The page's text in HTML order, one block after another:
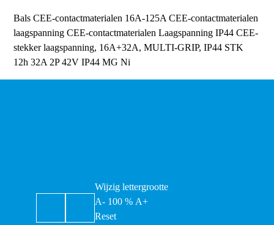
Bals CEE-contactmaterialen 16A-125A CEE-contactmaterialen
laagspanning CEE-contactmaterialen Laagspanning IP44 CEE-
stekker laagspanning, 16A+32A, MULTI-GRIP, IP44 STK
12h 32A 2P 42V IP44 MG Ni
Wijzig lettergrootte
A- 100% A+
Reset